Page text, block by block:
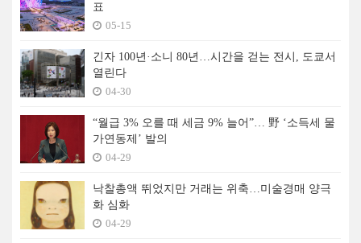
표
05-15
긴자 100년·소니 80년…시간을 걷는 전시, 도쿄서
열린다
04-30
“월급 3% 오를 때 세금 9% 늘어”… 野 ‘소득세 물
가연동제’ 발의
04-29
낙찰총액 뛰었지만 거래는 위축…미술경매 양극
화 심화
04-29